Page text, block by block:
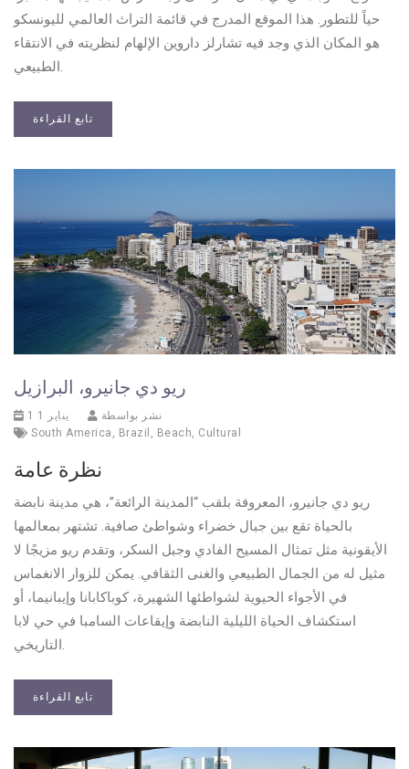
حياً للتطور. هذا الموقع المدرج في قائمة التراث العالمي لليونسكو
هو المكان الذي وجد فيه تشارلز داروين الإلهام لنظريته في الانتقاء
تابع القراءة
ريو دي جانيرو، البرازيل
1 يناير 1
نشر بواسطة
South America , Brazil , Beach, Cultural
نظرة عامة
ريو دي جانيرو، المعروفة بلقب “المدينة الرائعة”، هي مدينة نابضة
بالحياة تقع بين جبال خضراء وشواطئ صافية. تشتهر بمعالمها
الأيقونية مثل تمثال المسيح الفادي وجبل السكر، وتقدم ريو مزيجًا لا
مثيل له من الجمال الطبيعي والغنى الثقافي. يمكن للزوار الانغماس
في الأجواء الحيوية لشواطئها الشهيرة، كوباكابانا وإيبانيما، أو
استكشاف الحياة الليلية النابضة وإيقاعات السامبا في حي لابا
التاريخي.
تابع القراءة